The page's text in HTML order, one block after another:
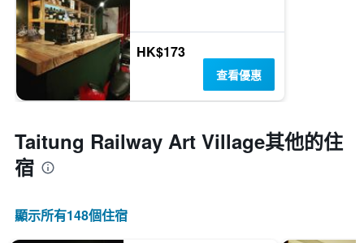
HK$173
查看優惠
Taitung Railway Art Village​其他的住
宿
顯示所有148​個住宿